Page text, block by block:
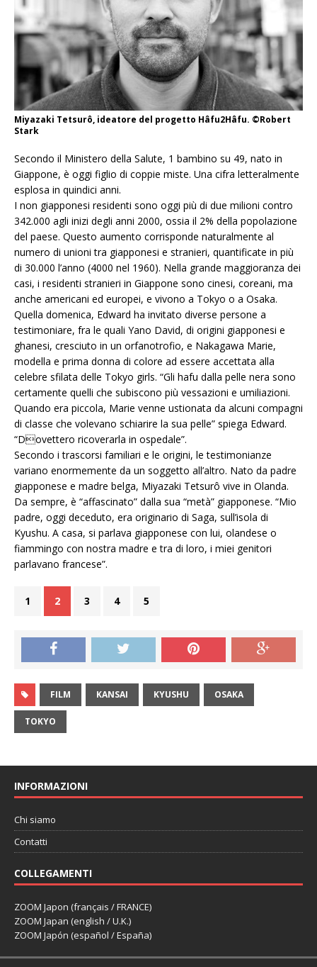
Miyazaki Tetsurô, ideatore del progetto Hâfu2Hâfu. ©Robert
Stark
Secondo il Ministero della Salute, 1 bambino su 49, nato in
Giappone, è oggi figlio di coppie miste. Una cifra letteralmente
esplosa in quindici anni.
I non giapponesi residenti sono oggi più di due milioni contro
342.000 agli inizi degli anni 2000, ossia il 2% della popolazione
del paese. Questo aumento corrisponde naturalmente al
numero di unioni tra giapponesi e stranieri, quantificate in più
di 30.000 l’anno (4000 nel 1960). Nella grande maggioranza dei
casi, i residenti stranieri in Giappone sono cinesi, coreani, ma
anche americani ed europei, e vivono a Tokyo o a Osaka.
Quella domenica, Edward ha invitato diverse persone a
testimoniare, fra le quali Yano David, di origini giapponesi e
ghanesi, cresciuto in un orfanotrofio, e Nakagawa Marie,
modella e prima donna di colore ad essere accettata alla
celebre sfilata delle Tokyo girls. “Gli hafu dalla pelle nera sono
certamente quelli che subiscono più vessazioni e umiliazioni.
Quando era piccola, Marie venne ustionata da alcuni compagni
di classe che volevano schiarire la sua pelle” spiega Edward.
“Dovettero ricoverarla in ospedale”.
Secondo i trascorsi familiari e le origini, le testimonianze
variano enormemente da un soggetto all’altro. Nato da padre
giapponese e madre belga, Miyazaki Tetsurô vive in Olanda.
Da sempre, è “affascinato” dalla sua “metà” giapponese. “Mio
padre, oggi deceduto, era originario di Saga, sull’isola di
Kyushu. A casa, si parlava giapponese con lui, olandese o
fiammingo con nostra madre e tra di loro, i miei genitori
parlavano francese”.
1 2 3 4 5
FILM KANSAI KYUSHU OSAKA
TOKYO
INFORMAZIONI
Chi siamo
Contatti
COLLEGAMENTI
ZOOM Japon (français / FRANCE)
ZOOM Japan (english / U.K.)
ZOOM Japón (español / España)